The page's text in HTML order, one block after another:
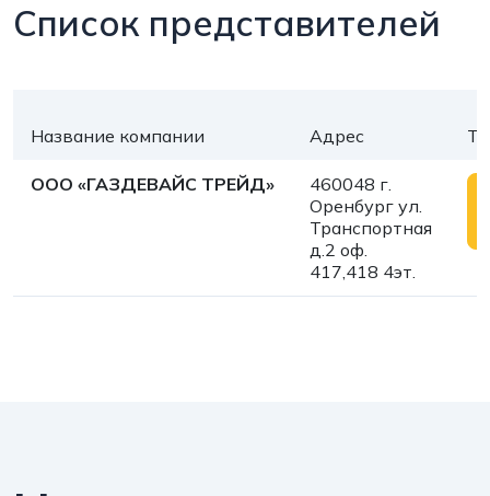
Список представителей
Название компании Адрес
ООО «ГАЗДЕВАЙС ТРЕЙД»
460048 г.
Оренбург ул.
Транспортная
д.2 оф.
417,418 4эт.